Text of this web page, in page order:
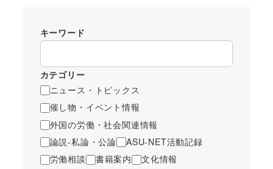
キーワード
カテゴリー
ニュース・トピックス
催し物・イベント情報
外国の労働・社会関連情報
論説-私論・公論
ASU-NET活動記録
労働相談
書籍案内
文化情報